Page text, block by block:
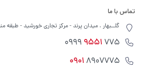
تماس با ما
گلــبهار ، میدان پرند - مرکز تجاری خورشید - طبقه
9551775 0999
09018907775